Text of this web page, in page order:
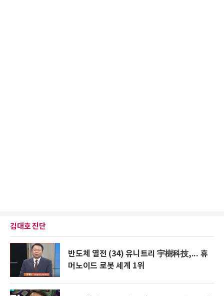
김대호 진단
반도체 열전 (34) 유니트리 宇樹科技,... 휴
머노이드 로봇 세계 1위